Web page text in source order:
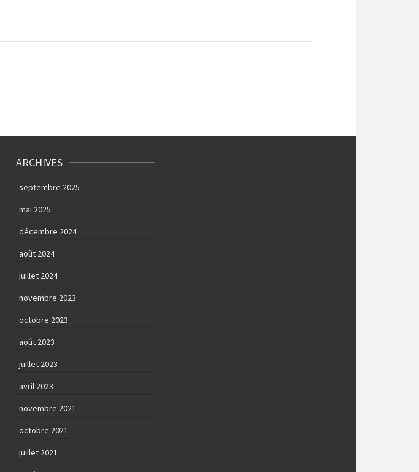
ARCHIVES
septembre 2025
mai 2025
décembre 2024
août 2024
juillet 2024
novembre 2023
octobre 2023
août 2023
juillet 2023
avril 2023
novembre 2021
octobre 2021
juillet 2021